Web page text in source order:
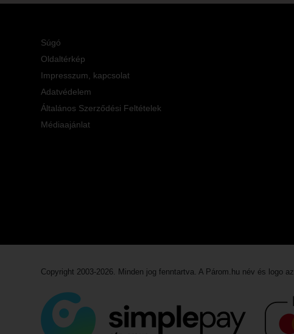
Súgó
Oldaltérkép
Impresszum, kapcsolat
Adatvédelem
Általános Szerződési Feltételek
Médiaajánlat
Copyright 2003-2026. Minden jog fenntartva. A Párom.hu név és logo az